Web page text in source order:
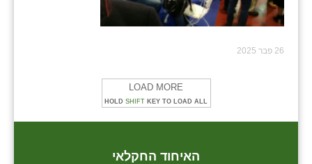
26 פבר 2025
LOAD MORE
HOLD SHIFT KEY TO LOAD ALL
האיחוד החקלאי